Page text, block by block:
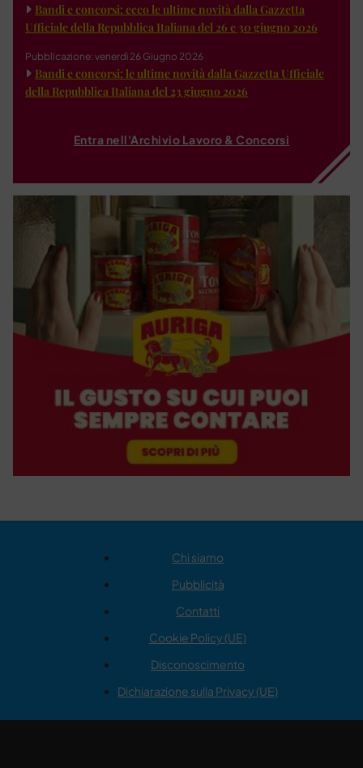
Bandi e concorsi: ecco le ultime novità dalla Gazzetta
Ufficiale della Repubblica Italiana del 26 e 30 giugno 2026
Pubblicazione: venerdì 26 Giugno 2026
Bandi e concorsi: le ultime novità dalla Gazzetta Ufficiale
della Repubblica Italiana del 23 giugno 2026
Entra nell'Archivio Lavoro & Concorsi
Chi siamo
Pubblicità
Contatti
Cookie Policy (UE)
Disconoscimento
Dichiarazione sulla Privacy (UE)